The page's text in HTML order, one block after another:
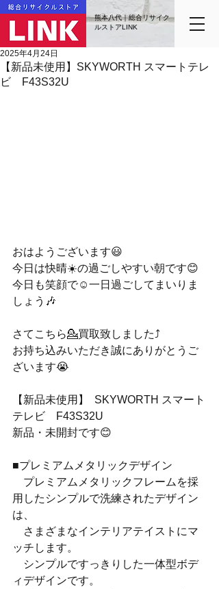
熊本八代｜総合リサイク
ルストアLINK
【新品未使用】SKYWORTH スマートテレ
ビ F43S32U
2025年4月24日
おはようございます😃
今日は快晴☀️の過ごしやすい朝です😊
今日も笑顔で☺️一日過ごしてまいりま
しょう🎶
さてこちら💁買取致しました⤴️
お持ち込みいただき誠にありがとうご
ざいます😭
【新品未使用】  SKYWORTH スマート
テレビ　F43S32U
新品・未開封です😊
■プレミアムメタリックデザイン
プレミアムメタリックフレームを採
用したシンプルで洗練されたデザイン
は、
さまざまなインテリアテイストにマ
ッチします。
シンプルですっきりした一体型ボデ
ィデザインです。